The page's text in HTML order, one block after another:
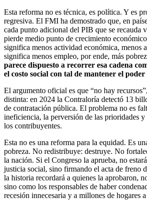
Esta reforma no es técnica, es política. Y es
regresiva. El FMI ha demostrado que, en
cada punto adicional del PIB que se recauda
pierde medio punto de crecimiento
significa menos actividad económica, menos
significa menos empleo, por ende, más
parece dispuesto a recorrer esa cadena
el costo social con tal de mantener el poder
El argumento oficial es que “no hay
distinta: en 2024 la Contraloría detectó 13
de contratación pública. El problema no es
ineficiencia, la perversión de las prioridades
los contribuyentes.
Esta no es una reforma para la equidad. Es
pobreza. No redistribuye: destruye. No
la nación. Si el Congreso la aprueba, no
justicia social, sino firmando el acta de freno
la historia recordará a quienes la aprobaron,
sino como los responsables de haber
recesión innecesaria y a millones de hogares